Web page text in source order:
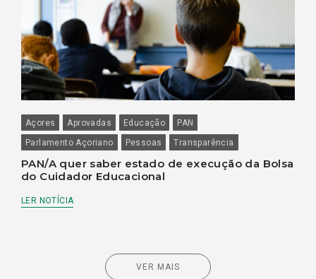
Açores Aprovadas Educação
PAN
Parlamento Açoriano
Pessoas Transparência
PAN/A quer saber estado de execução da Bolsa
do Cuidador Educacional
LER NOTÍCIA
VER MAIS